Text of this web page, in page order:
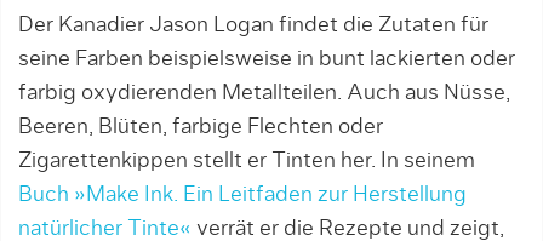
Der Kanadier Jason Logan findet die Zutaten für
seine Farben beispielsweise in bunt lackierten oder
farbig oxydierenden Metallteilen. Auch aus Nüsse,
Beeren, Blüten, farbige Flechten oder
Zigarettenkippen stellt er Tinten her. In seinem
Buch »Make Ink. Ein Leitfaden zur Herstellung
natürlicher Tinte« verrät er die Rezepte und zeigt,